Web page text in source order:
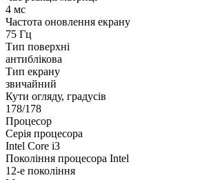
4 мс
Частота оновлення екрану
75 Гц
Тип поверхні
антиблікова
Тип екрану
звичайний
Кути огляду, градусів
178/178
Процесор
Серія процесора
Intel Core i3
Покоління процесора Intel
12-е покоління